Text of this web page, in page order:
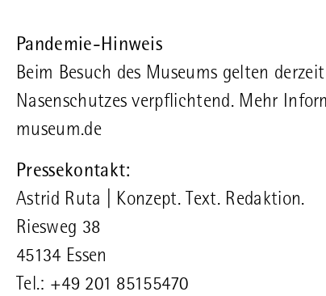
Pandemie-Hinweis
Beim Besuch des Museums gelten
Nasenschutzes verpflichtend. Mehr
museum.de
Pressekontakt:
Astrid Ruta | Konzept. Text. Redaktion.
Riesweg 38
45134 Essen
Tel.: +49 201 85155470